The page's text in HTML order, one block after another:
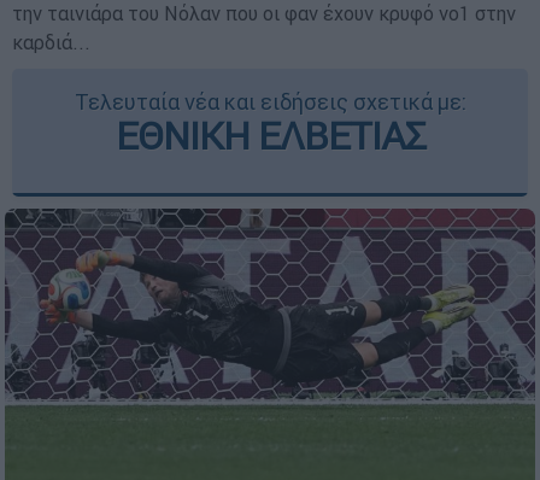
την ταινιάρα του Νόλαν που οι φαν έχουν κρυφό νο1 στην
καρδιά...
Τελευταία νέα και ειδήσεις σχετικά με:
ΕΘΝΙΚΗ ΕΛΒΕΤΙΑΣ